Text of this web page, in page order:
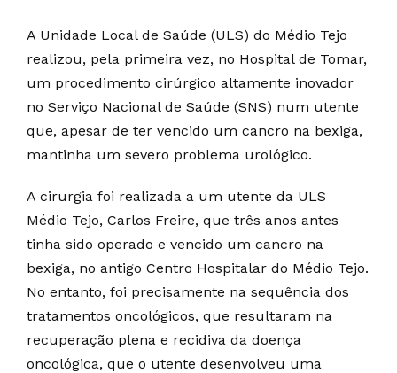
A Unidade Local de Saúde (ULS) do Médio Tejo
realizou, pela primeira vez, no Hospital de Tomar,
um procedimento cirúrgico altamente inovador
no Serviço Nacional de Saúde (SNS) num utente
que, apesar de ter vencido um cancro na bexiga,
mantinha um severo problema urológico.
A cirurgia foi realizada a um utente da ULS
Médio Tejo, Carlos Freire, que três anos antes
tinha sido operado e vencido um cancro na
bexiga, no antigo Centro Hospitalar do Médio Tejo.
No entanto, foi precisamente na sequência dos
tratamentos oncológicos, que resultaram na
recuperação plena e recidiva da doença
oncológica, que o utente desenvolveu uma